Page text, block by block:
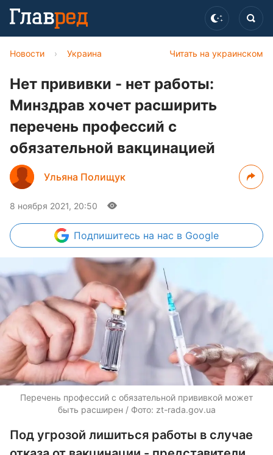
Читать на украинском
Новости › Украина
Нет прививки - нет работы:
Минздрав хочет расширить
перечень профессий с
обязательной вакцинацией
Ульяна Полищук
8 ноября 2021, 20:50
Подпишитесь на нас в Google
Перечень профессий с обязательной прививкой может
быть расширен / Фото: zt-rada.gov.ua
Под угрозой лишиться работы в случае